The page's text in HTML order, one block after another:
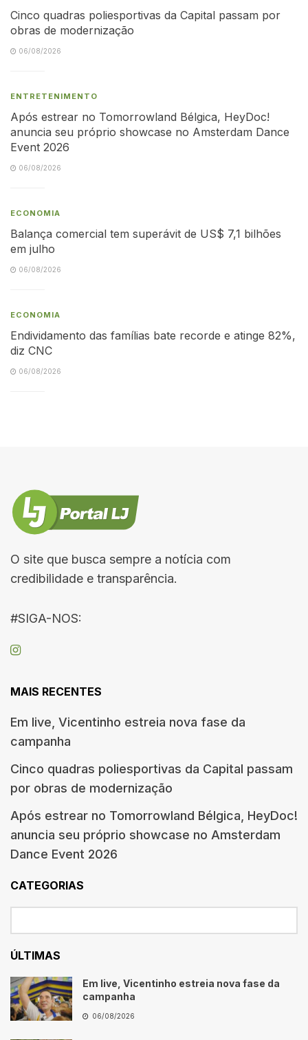
Cinco quadras poliesportivas da Capital passam por
obras de modernização
06/08/2026
ENTRETENIMENTO
Após estrear no Tomorrowland Bélgica, HeyDoc!
anuncia seu próprio showcase no Amsterdam Dance
Event 2026
06/08/2026
ECONOMIA
Balança comercial tem superávit de US$ 7,1 bilhões
em julho
06/08/2026
ECONOMIA
Endividamento das famílias bate recorde e atinge 82%,
diz CNC
06/08/2026
O site que busca sempre a notícia com
credibilidade e transparência.
#SIGA-NOS:
MAIS RECENTES
Em live, Vicentinho estreia nova fase da
campanha
Cinco quadras poliesportivas da Capital passam
por obras de modernização
Após estrear no Tomorrowland Bélgica, HeyDoc!
anuncia seu próprio showcase no Amsterdam
Dance Event 2026
CATEGORIAS
ÚLTIMAS
Em live, Vicentinho estreia nova fase da
campanha
06/08/2026